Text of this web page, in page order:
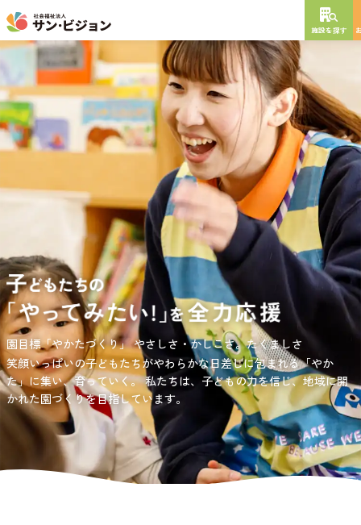
施設を探す
負担の少ない介護、ふれあいを大切にする介護、笑顔が溢れている
介護を目指して。
愛知・岐阜・長野の3県下で38施設・151事業所の介護関連事業所を運
営する社会福祉法人サン・ビジョンでは、今後ますます高まる介護
ニーズに幅広く対応していきます。
園目標「やかたづくり」やさしさ・かしこさ。たくましさ
笑顔いっぱいの子どもたちがやわらかな日差しに包まれる「やか
た」に集い、育っていく。私たちは、子どもの力を信じ、地域に開
かれた園づくりを目指しています。
サンサン・スクール東山公園では、小学生の児童が放課後安心して
過ごせる環境を提供するとともに、宿題・クラブ活動(英語・習字・
選択)などの学習面にも力を入れて行っている学童保育所です。
NEW OPEN
年
特別養護老人ホーム
短期入所生活介護
通所介護
居宅介護支援
グレイスフル砧公園
東京都世田谷区大蔵 3丁目4番12号
お問い合わせ先
03-6411-5781
担当：宮澤